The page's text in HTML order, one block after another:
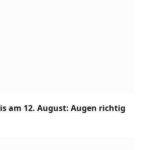
am 12. August: Augen richtig